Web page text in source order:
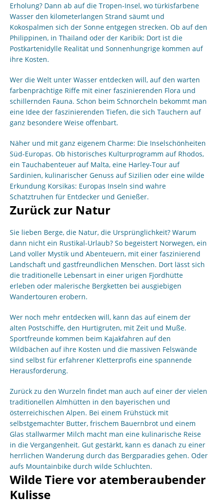
Erholung? Dann ab auf die Tropen-Insel, wo türkisfarbene
Wasser den kilometerlangen Strand säumt und
Kokospalmen sich der Sonne entgegen strecken. Ob auf den
Philippinen, in Thailand oder der Karibik: Dort ist die
Postkartenidylle Realität und Sonnenhungrige kommen auf
ihre Kosten.
Wer die Welt unter Wasser entdecken will, auf den warten
farbenprächtige Riffe mit einer faszinierenden Flora und
schillernden Fauna. Schon beim Schnorcheln bekommt man
eine Idee der faszinierenden Tiefen, die sich Tauchern auf
ganz besondere Weise offenbart.
Näher und mit ganz eigenem Charme: Die Inselschönheiten
Süd-Europas. Ob historisches Kulturprogramm auf Rhodos,
ein Tauchabenteuer auf Malta, eine Harley-Tour auf
Sardinien, kulinarischer Genuss auf Sizilien oder eine wilde
Erkundung Korsikas: Europas Inseln sind wahre
Schatztruhen für Entdecker und Genießer.
Zurück zur Natur
Sie lieben Berge, die Natur, die Ursprünglichkeit? Warum
dann nicht ein Rustikal-Urlaub? So begeistert Norwegen, ein
Land voller Mystik und Abenteuern, mit einer faszinierend
Landschaft und gastfreundlichen Menschen. Dort lässt sich
die traditionelle Lebensart in einer urigen Fjordhütte
erleben oder malerische Bergketten bei ausgiebigen
Wandertouren erobern.
Wer noch mehr entdecken will, kann das auf einem der
alten Postschiffe, den Hurtigruten, mit Zeit und Muße.
Sportfreunde kommen beim Kajakfahren auf den
Wildbächen auf ihre Kosten und die massiven Felswände
sind selbst für erfahrener Kletterprofis eine spannende
Herausforderung.
Zurück zu den Wurzeln findet man auch auf einer der vielen
traditionellen Almhütten in den bayerischen und
österreichischen Alpen. Bei einem Frühstück mit
selbstgemachter Butter, frischem Bauernbrot und einem
Glas stallwarmer Milch macht man eine kulinarische Reise
in die Vergangenheit. Gut gestärkt, kann es danach zu einer
herrlichen Wanderung durch das Bergparadies gehen. Oder
aufs Mountainbike durch wilde Schluchten.
Wilde Tiere vor atemberaubender
Kulisse